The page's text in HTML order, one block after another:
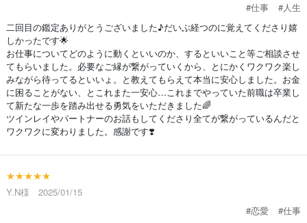
#仕事
#人生
二回目の鑑定ありがとうございました♪だいぶ経つのに覚えてくださり嬉
しかったです🌟
お仕事についてどのように動くといいのか、するといいこと等ご相談させ
てもらいました。必要なご縁が繋がっていくから、とにかくワクワク楽し
みながら待ってるといいょ。と教えてもらえて本当に安心しました。お金
に困ることがない、とこれまた一安心…これまでやっていた前職は卒業し
て新たな一歩を踏み出せる勇気をいただきました🌈
ツインレイやパートナーのお話もしてくださり全てが繋がっているんだと
ワクワクに変わりました。感謝です❣️
★★★★★
Y.N様 2025/01/15
#恋愛
#仕事